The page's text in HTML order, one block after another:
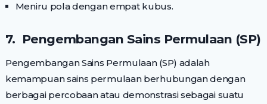
Meniru pola dengan empat kubus.
7. Pengembangan Sains Permulaan (SP)
Pengembangan Sains Permulaan (SP) adalah
kemampuan sains permulaan berhubungan dengan
berbagai percobaan atau demonstrasi sebagai suatu